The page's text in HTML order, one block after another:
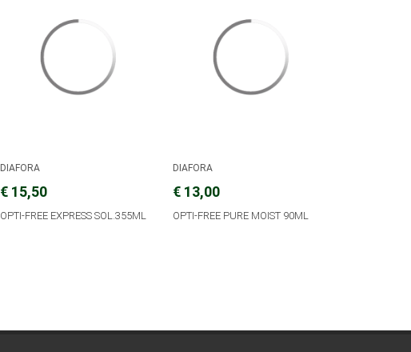
DIAFORA
€ 15,50
OPTI-FREE EXPRESS SOL.355ML
DIAFORA
€ 13,00
OPTI-FREE PURE MOIST 90ML